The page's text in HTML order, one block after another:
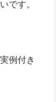
です。
例付き